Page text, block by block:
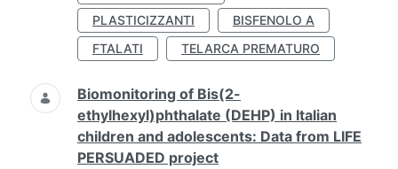
PLASTICIZZANTI
BISFENOLO A
FTALATI
TELARCA PREMATURO
Biomonitoring of Bis(2-
ethylhexyl)phthalate (DEHP) in Italian
children and adolescents: Data from LIFE
PERSUADED project